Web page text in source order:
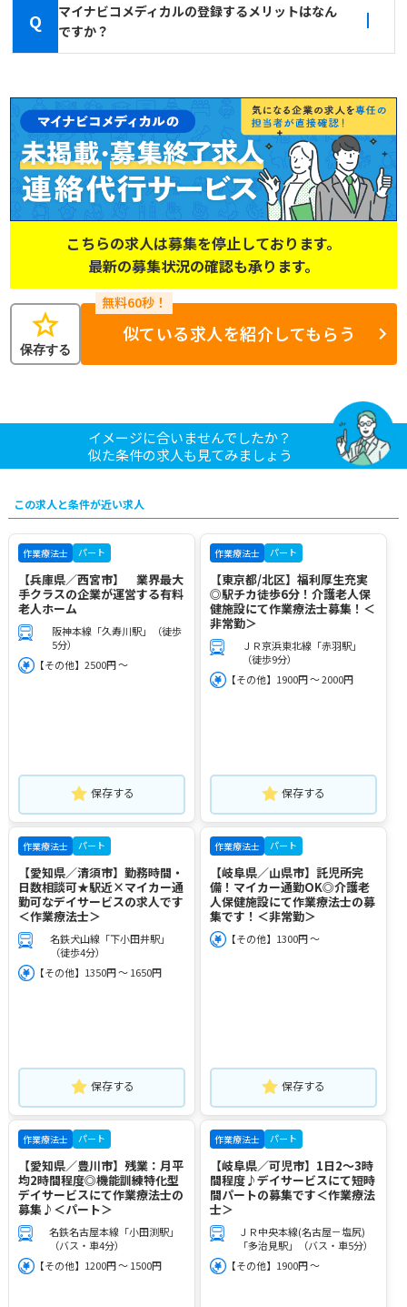
Q
マイナビコメディカルの登録するメリットはなん
ですか？
こちらの求人は募集を停止しております。
最新の募集状況の確認も承ります。
star
保存する
似ている求人を紹介してもらう
イメージに合いませんでしたか？
似た条件の求人も見てみましょう
この求人と条件が近い求人
作業療法士 パート
【兵庫県／西宮市】 業界最大
手クラスの企業が運営する有料
老人ホーム
阪神本線「久寿川駅」（徒歩
5分）
【その他】2500円 ～
保存する
作業療法士 パート
【東京都/北区】福利厚生充実
◎駅チカ徒歩6分！介護老人保
健施設にて作業療法士募集！＜
非常勤＞
ＪＲ京浜東北線「赤羽駅」
（徒歩9分）
【その他】1900円 ～ 2000円
保存する
作業療法士 パート
【愛知県／清須市】勤務時間・
日数相談可★駅近×マイカー通
勤可なデイサービスの求人です
＜作業療法士＞
名鉄犬山線「下小田井駅」
（徒歩4分）
【その他】1350円 ～ 1650円
保存する
作業療法士 パート
【岐阜県／山県市】託児所完
備！マイカー通勤OK◎介護老
人保健施設にて作業療法士の募
集です！＜非常勤＞
【その他】1300円 ～
保存する
作業療法士 パート
【愛知県／豊川市】残業：月平
均2時間程度◎機能訓練特化型
デイサービスにて作業療法士の
募集♪＜パート＞
名鉄名古屋本線「小田渕駅」
（バス・車4分）
【その他】1200円 ～ 1500円
作業療法士 パート
【岐阜県／可児市】1日2～3時
間程度♪デイサービスにて短時
間パートの募集です＜作業療法
士＞
ＪＲ中央本線(名古屋－塩尻)
「多治見駅」（バス・車5分）
【その他】1900円 ～